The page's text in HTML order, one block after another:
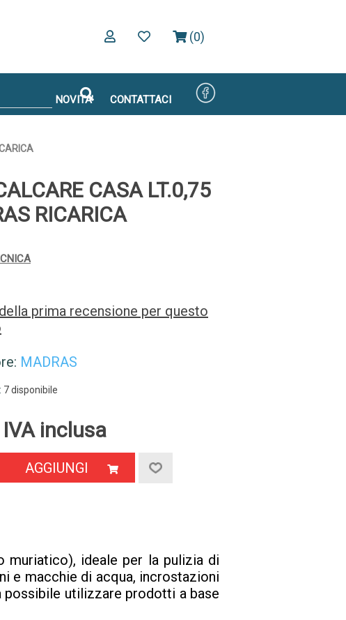
(0)
NOVITA' CONTATTACI
CASA LT.0,75
RICARICA
prima recensione per questo
MADRAS
7 disponibile
inclusa
AGGIUNGI
muriatico), ideale per la pulizia di
e macchie di acqua, incrostazioni
utilizzare prodotti a base